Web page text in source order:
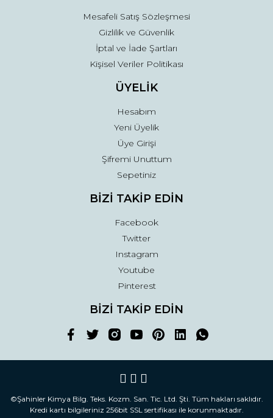
Mesafeli Satış Sözleşmesi
Gizlilik ve Güvenlik
İptal ve İade Şartları
Kişisel Veriler Politikası
ÜYELİK
Hesabım
Yeni Üyelik
Üye Girişi
Şifremi Unuttum
Sepetiniz
BİZİ TAKİP EDİN
Facebook
Twitter
Instagram
Youtube
Pinterest
BİZİ TAKİP EDİN
©Şahinler Kimya Bilg. Teks. Kozm. San. Tic. Ltd. Şti. Tüm hakları saklıdır.
Kredi kartı bilgileriniz 256bit SSL sertifikası ile korunmaktadır.